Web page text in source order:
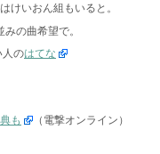
けいおん組もいると。
みの曲希望で。
人のはてな
も
（電撃オンライン）